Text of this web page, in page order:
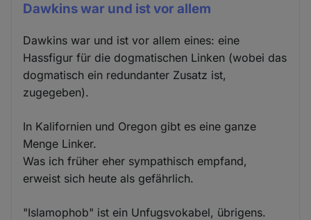
Dawkins war und ist vor allem
Dawkins war und ist vor allem eines: eine
Hassfigur für die dogmatischen Linken (wobei das
dogmatisch ein redundanter Zusatz ist,
zugegeben).
In Kalifornien und Oregon gibt es eine ganze
Menge Linker.
Was ich früher eher sympathisch empfand,
erweist sich heute als gefährlich.
"Islamophob" ist ein Unfugsvokabel, übrigens.